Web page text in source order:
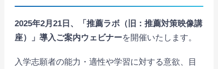
2025年2月21日、「推薦ラボ（旧：推薦対策映像講
座）」導入ご案内ウェビナーを開催いたします。
入学志願者の能力・適性や学習に対する意欲、目